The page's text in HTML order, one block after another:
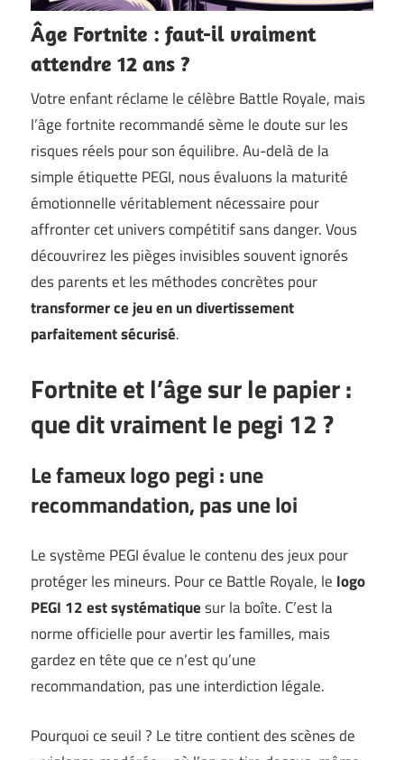
Âge Fortnite : faut-il vraiment
attendre 12 ans ?
Votre enfant réclame le célèbre Battle Royale, mais
l’âge fortnite recommandé sème le doute sur les
risques réels pour son équilibre. Au-delà de la
simple étiquette PEGI, nous évaluons la maturité
émotionnelle véritablement nécessaire pour
affronter cet univers compétitif sans danger. Vous
découvrirez les pièges invisibles souvent ignorés
des parents et les méthodes concrètes pour
transformer ce jeu en un divertissement
parfaitement sécurisé.
Fortnite et l’âge sur le papier :
que dit vraiment le pegi 12 ?
Le fameux logo pegi : une
recommandation, pas une loi
Le système PEGI évalue le contenu des jeux pour
protéger les mineurs. Pour ce Battle Royale, le logo
PEGI 12 est systématiquesur la boîte. C’est la
norme officielle pour avertir les familles, mais
gardez en tête que ce n’est qu’une
recommandation, pas une interdiction légale.
Pourquoi ce seuil ? Le titre contient des scènes de